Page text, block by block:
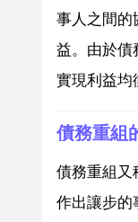
事人之間的
益。由於
實現利益均
債務重組
債務重組又
作出讓步的